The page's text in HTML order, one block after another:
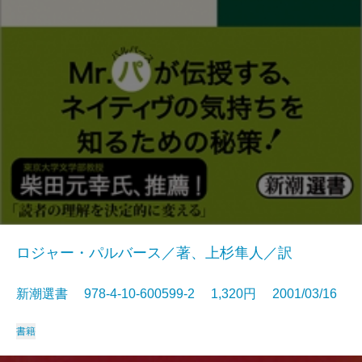
ロジャー・パルバース／著、上杉隼人／訳
新潮選書 978-4-10-600599-2 1,320円 2001/03/16
書籍